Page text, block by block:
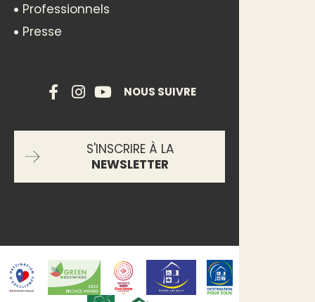
Professionnels
Presse
NOUS SUIVRE
S'INSCRIRE À LA
NEWSLETTER